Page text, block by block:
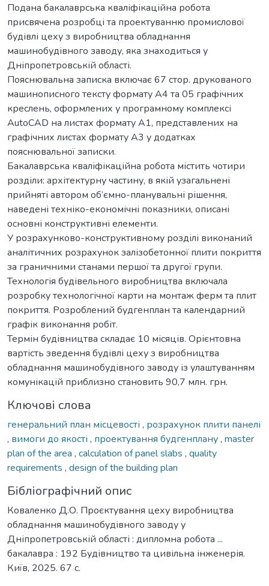
Подана бакалаврська кваліфікаційна робота
присвячена розробці та проектуванню промислової
будівлі цеху з виробництва обладнання
машинобудівного заводу, яка знаходиться у
Дніпропетровській області.
Пояснювальна записка включає 67 стор. друкованого
машинописного тексту формату А4 та 05 графічних
креслень, оформлених у програмному комплексі
AutoCAD на листах формату А1, представлених на
графічних листах формату А3 у додатках
пояснювальної записки.
Бакалаврська кваліфікаційна робота містить чотири
розділи: архітектурну частину, в якій узагальнені
прийняті автором об’ємно-планувальні рішення,
наведені техніко-економічні показники, описані
основні конструктивні елементи.
У розрахунково-конструктивному розділі виконаний
аналітичних розрахунок залізобетонної плити покриття
за граничними станами першої та другої групи.
Технологія будівельного виробництва включала
розробку технологічної карти на монтаж ферм та плит
покриття. Розроблений будгенплан та календарний
графік виконання робіт.
Термін будівництва складає 10 місяців. Орієнтовна
вартість зведення будівлі цеху з виробництва
обладнання машинобудівного заводу із улаштуванням
комунікацій приблизно становить 90,7 млн. грн.
Ключові слова
генеральний план місцевості , розрахунок плити панелі
, вимоги до якості , проектування будгенплану, master
plan of the area , calculation of panel slabs , quality
requirements , design of the building plan
Бібліографічний опис
Коваленко Д.О. Проєктування цеху виробництва
обладнання машинобудівного заводу у
Дніпропетровській області : дипломна робота ...
бакалавра : 192 Будівництво та цивільна інженерія.
Київ, 2025. 67 с.